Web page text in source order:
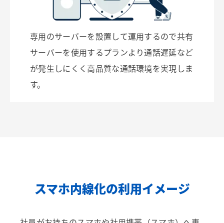
専用のサーバーを設置して運用するので共有
サーバーを使用するプランより通話遅延など
が発生しにくく高品質な通話環境を実現しま
す。
スマホ内線化の利用イメージ